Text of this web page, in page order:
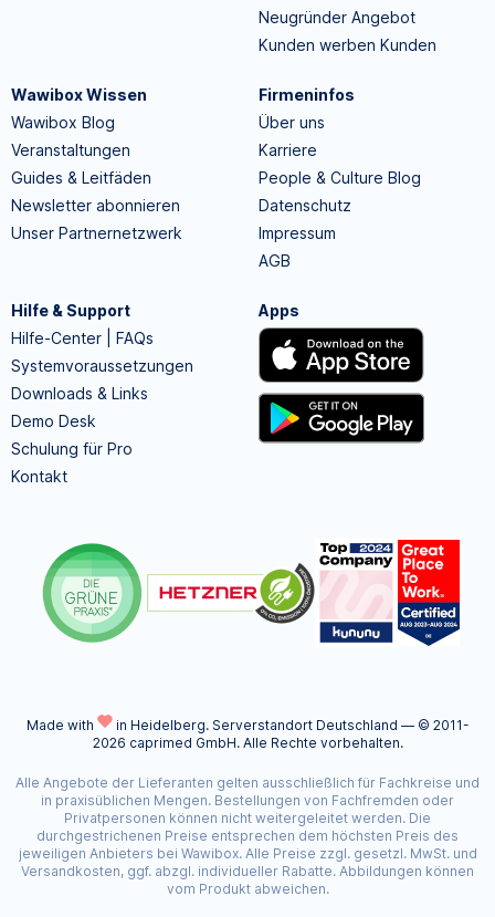
Neugründer Angebot
Kunden werben Kunden
Wawibox Wissen
Wawibox Blog
Veranstaltungen
Guides & Leitfäden
Newsletter abonnieren
Unser Partnernetzwerk
Firmeninfos
Über uns
Karriere
People & Culture Blog
Datenschutz
Impressum
AGB
Hilfe & Support
Hilfe-Center | FAQs
Systemvoraussetzungen
Downloads & Links
Demo Desk
Schulung für Pro
Kontakt
Apps
Made with in Heidelberg. Serverstandort Deutschland — © 2011-
2026 caprimed GmbH. Alle Rechte vorbehalten.
Alle Angebote der Lieferanten gelten ausschließlich für Fachkreise und
in praxisüblichen Mengen. Bestellungen von Fachfremden oder
Privatpersonen können nicht weitergeleitet werden. Die
durchgestrichenen Preise entsprechen dem höchsten Preis des
jeweiligen Anbieters bei Wawibox. Alle Preise zzgl. gesetzl. MwSt. und
Versandkosten, ggf. abzgl. individueller Rabatte. Abbildungen können
vom Produkt abweichen.